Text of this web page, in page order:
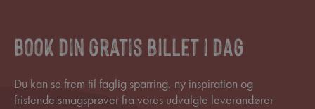
Book din gratis billet i dag
Du kan se frem til faglig sparring, ny inspiration og
fristende smagsprøver fra vores udvalgte leverandører